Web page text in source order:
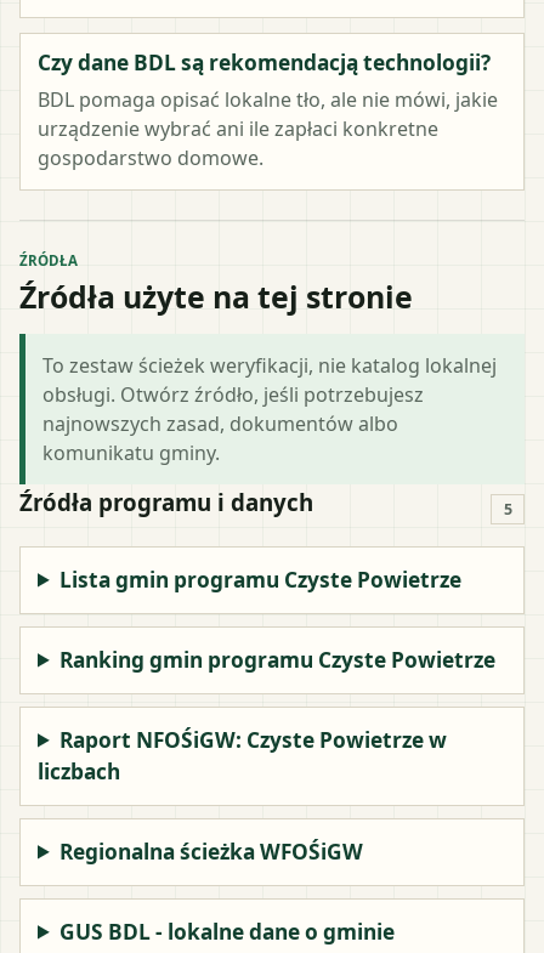
Czy dane BDL są rekomendacją technologii?
BDL pomaga opisać lokalne tło, ale nie mówi, jakie
urządzenie wybrać ani ile zapłaci konkretne
gospodarstwo domowe.
ŹRÓDŁA
Źródła użyte na tej stronie
To zestaw ścieżek weryfikacji, nie katalog lokalnej
obsługi. Otwórz źródło, jeśli potrzebujesz
najnowszych zasad, dokumentów albo
komunikatu gminy.
Źródła programu i danych 5
Lista gmin programu Czyste Powietrze
Ranking gmin programu Czyste Powietrze
Raport NFOŚiGW: Czyste Powietrze w
liczbach
Regionalna ścieżka WFOŚiGW
GUS BDL - lokalne dane o gminie